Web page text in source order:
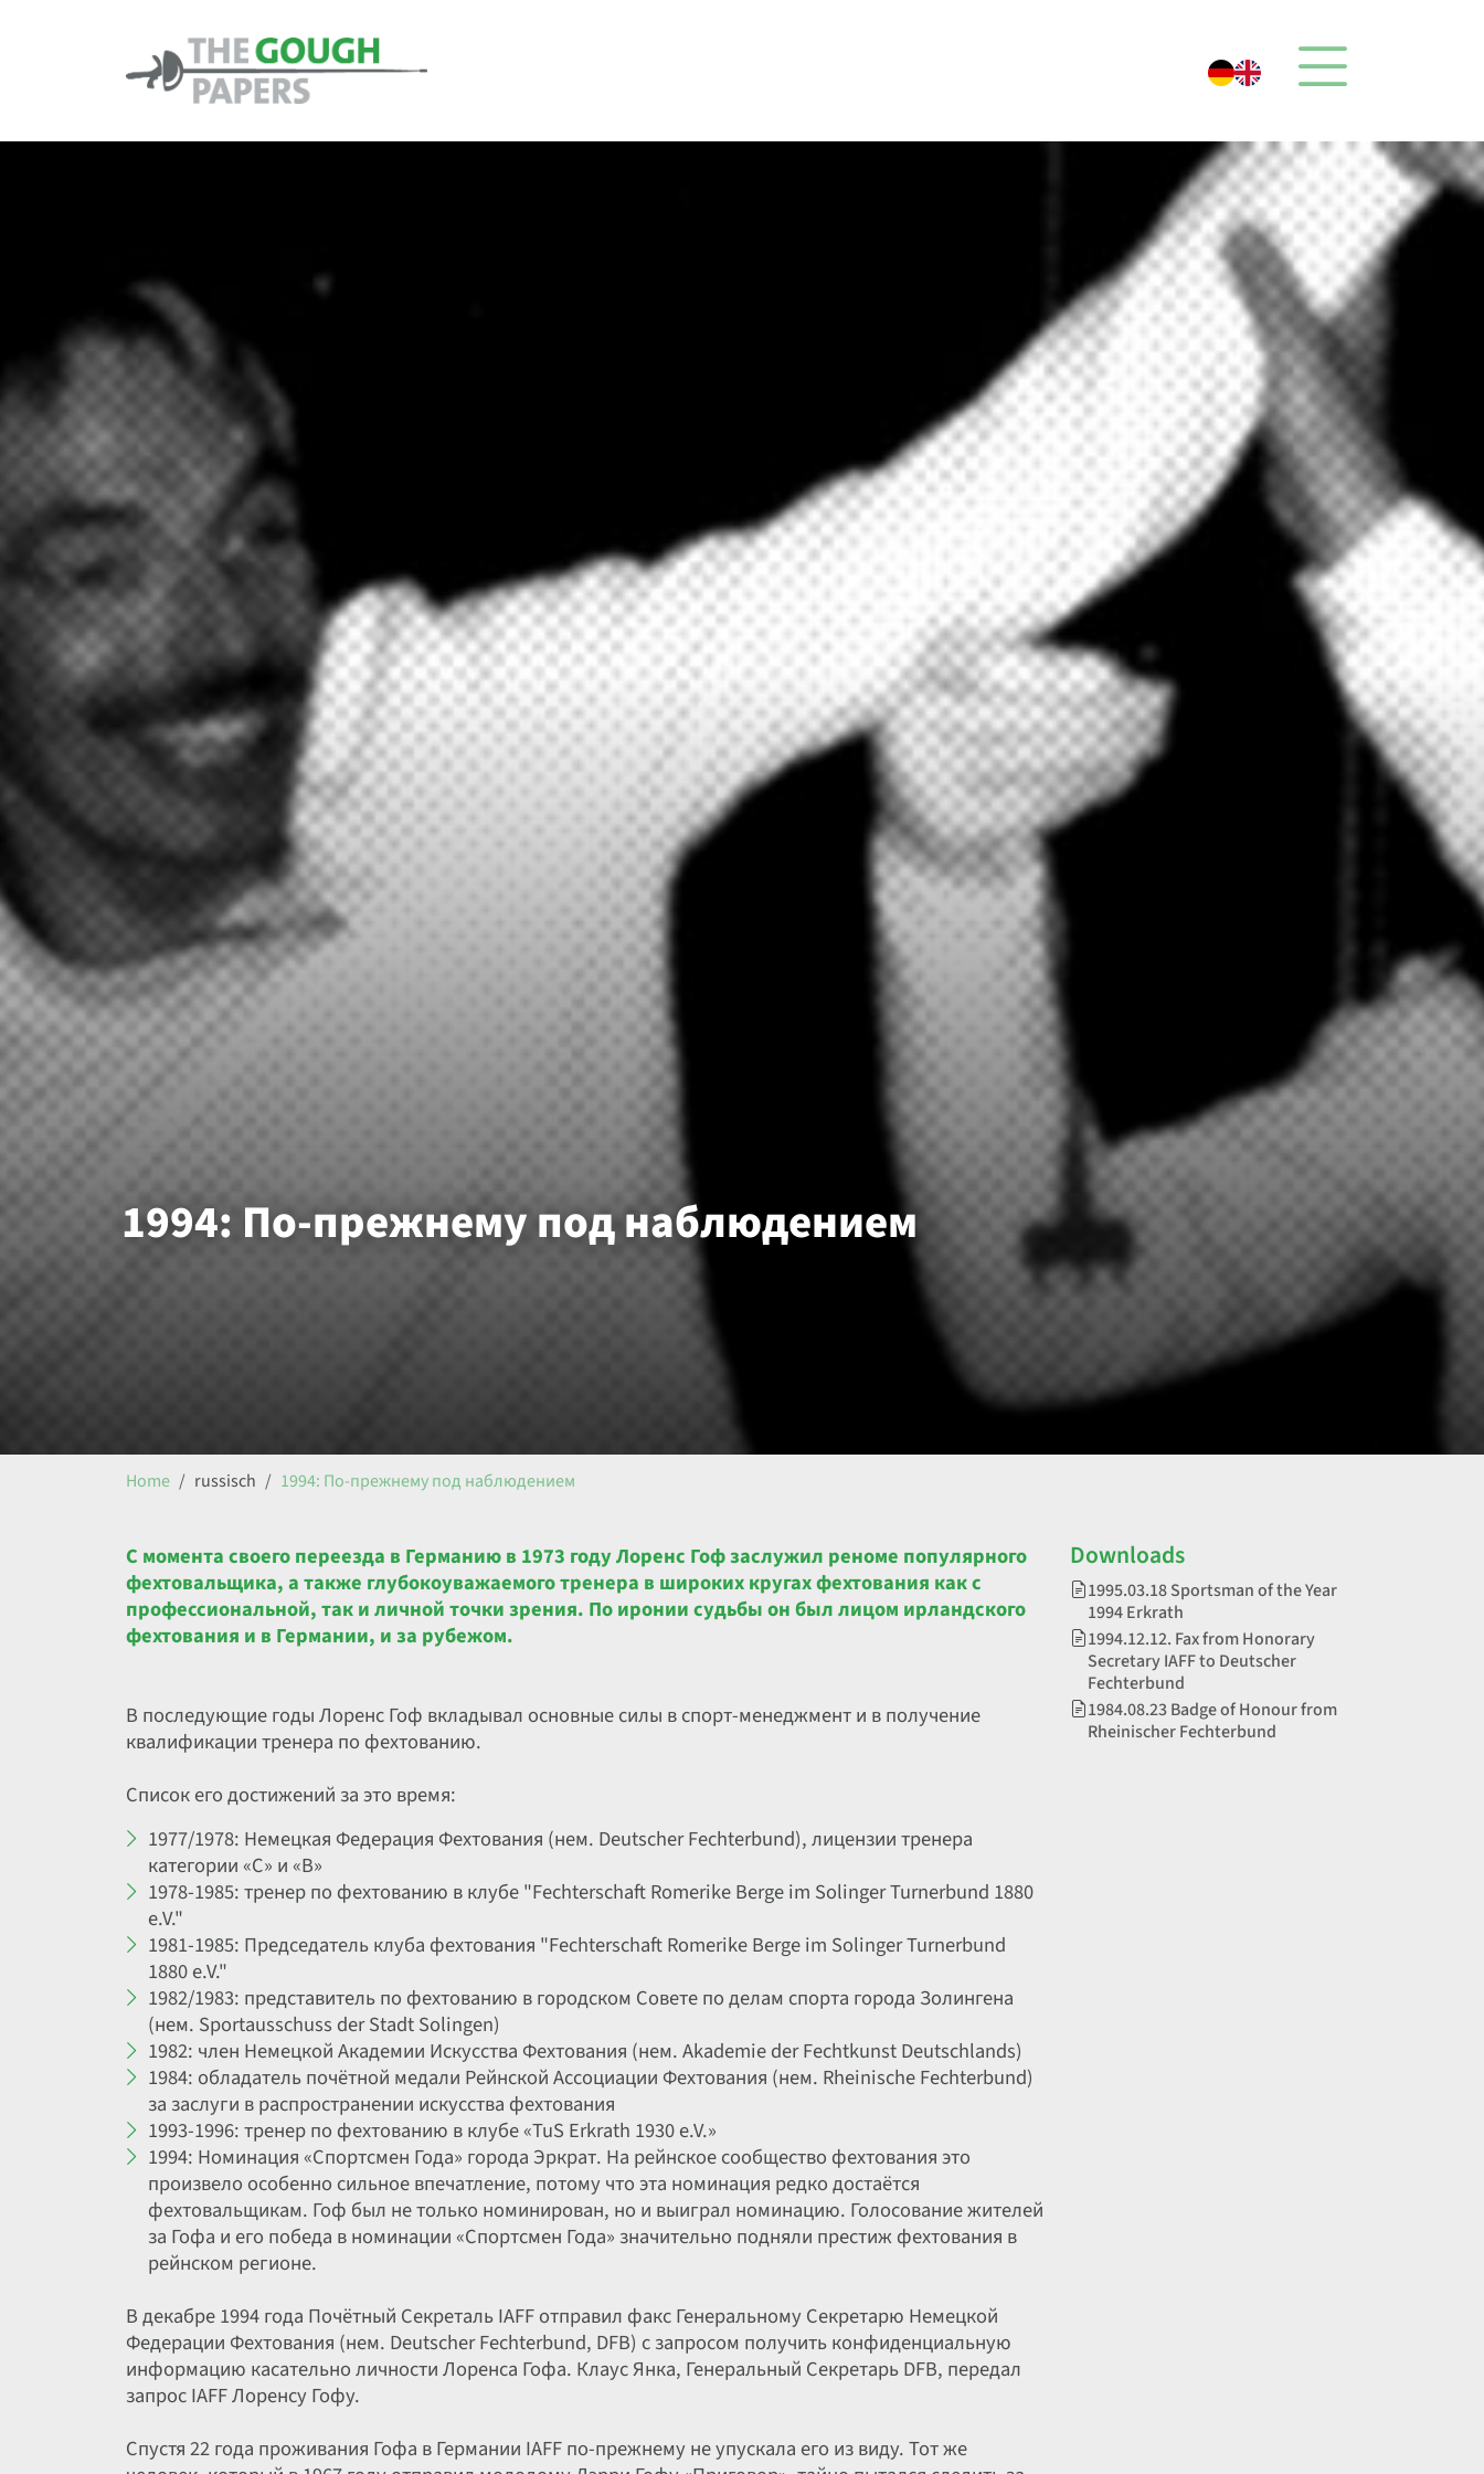
1994: По-прежнему под наблюдением
Home russisch 1994: По-прежнему под наблюдением
С момента своего переезда в Германию в 1973 году Лоренс Гоф заслужил реноме популярного
фехтовальщика, а также глубокоуважаемого тренера в широких кругах фехтования как с
профессиональной, так и личной точки зрения. По иронии судьбы он был лицом ирландского
фехтования и в Германии, и за рубежом.
В последующие годы Лоренс Гоф вкладывал основные силы в спорт-менеджмент и в получение
квалификации тренера по фехтованию.
Список его достижений за это время:
1977/1978: Немецкая Федерация Фехтования (нем. Deutscher Fechterbund), лицензии тренера
категории «C» и «В»
1978-1985: тренер по фехтованию в клубе "Fechterschaft Romerike Berge im Solinger Turnerbund 1880
e.V."
1981-1985: Председатель клуба фехтования "Fechterschaft Romerike Berge im Solinger Turnerbund
1880 e.V."
1982/1983: представитель по фехтованию в городском Совете по делам спорта города Золингена
(нем. Sportausschuss der Stadt Solingen)
1982: член Немецкой Академии Искусства Фехтования (нем. Akademie der Fechtkunst Deutschlands)
1984: обладатель почётной медали Рейнской Ассоциации Фехтования (нем. Rheinische Fechterbund)
за заслуги в распространении искусства фехтования
1993-1996: тренер по фехтованию в клубе «TuS Erkrath 1930 e.V.»
1994: Номинация «Спортсмен Года» города Эркрат. На рейнское сообщество фехтования это
произвело особенно сильное впечатление, потому что эта номинация редко достаётся
фехтовальщикам. Гоф был не только номинирован, но и выиграл номинацию. Голосование жителей
за Гофа и его победа в номинации «Спортсмен Года» значительно подняли престиж фехтования в
рейнском регионе.
В декабре 1994 года Почётный Секреталь IAFF отправил факс Генеральному Секретарю Немецкой
Федерации Фехтования (нем. Deutscher Fechterbund, DFB) с запросом получить конфиденциальную
информацию касательно личности Лоренса Гофа. Клаус Янка, Генеральный Секретарь DFB, передал
запрос IAFF Лоренсу Гофу.
Спустя 22 года проживания Гофа в Германии IAFF по-прежнему не упускала его из виду. Тот же
Downloads
1995.03.18 Sportsman of the Year
1994 Erkrath
1994.12.12. Fax from Honorary
Secretary IAFF to Deutscher
Fechterbund
1984.08.23 Badge of Honour from
Rheinischer Fechterbund